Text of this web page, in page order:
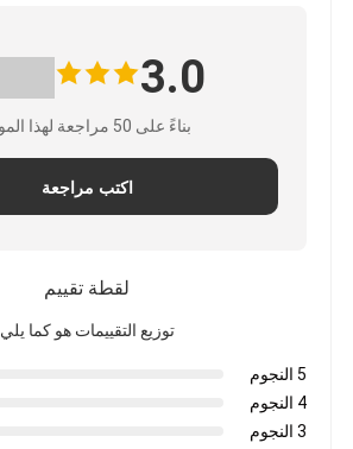
3.0
بناءً على 50 مراجعة لهذا المورد
اكتب مراجعة
لقطة تقييم
توزيع التقييمات هو كما يلي
5 النجوم
4 النجوم
3 النجوم